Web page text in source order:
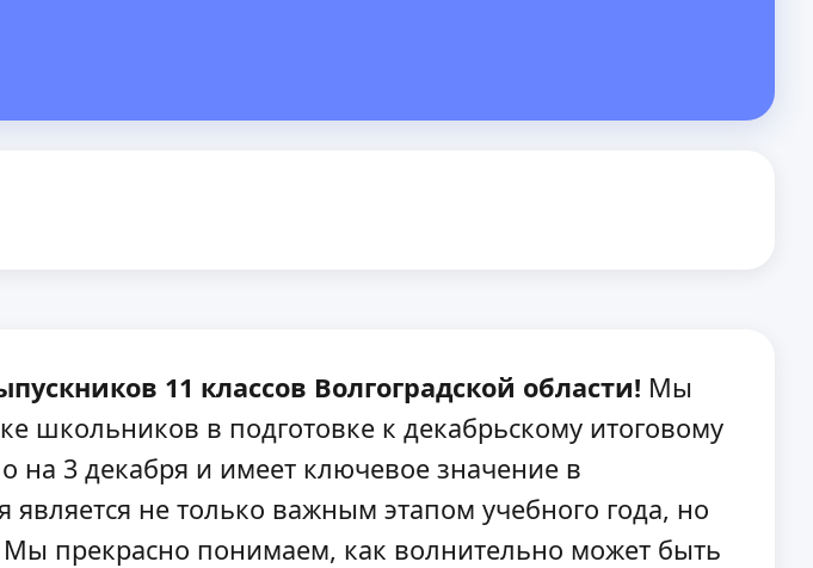
11 классов Волгоградской области! Мы
школьников в подготовке к декабрьскому итоговому
на 3 декабря и имеет ключевое значение в
не только важным этапом учебного года, но
прекрасно понимаем, как волнительно может быть